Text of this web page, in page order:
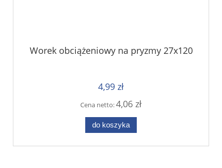
Worek obciążeniowy na pryzmy 27x120
4,99 zł
Cena netto:4,06 zł
do koszyka